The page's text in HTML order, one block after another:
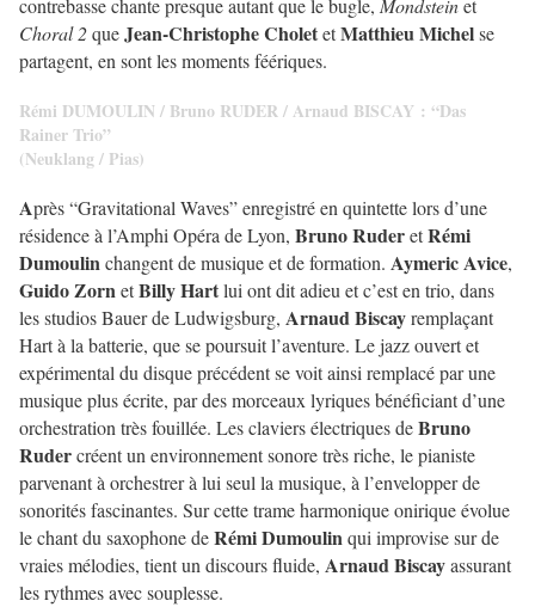
contrebasse chante presque autant que le bugle, Mondsteinet
Choral 2queJean-Christophe CholetetMatthieu Michelse
partagent, en sont les moments féériques.
Rémi DUMOULIN / Bruno RUDER / Arnaud BISCAY : “Das
Rainer Trio”
(Neuklang / Pias)
Après “Gravitational Waves” enregistré en quintette lors d’une
résidence à l’Amphi Opéra de Lyon, Bruno RuderetRémi
Dumoulinchangent de musique et de formation. Aymeric Avice,
Guido ZornetBilly Hartlui ont dit adieu et c’est en trio, dans
les studios Bauer de Ludwigsburg, Arnaud Biscayremplaçant
Hart à la batterie, que se poursuit l’aventure. Le jazz ouvert et
expérimental du disque précédent se voit ainsi remplacé par une
musique plus écrite, par des morceaux lyriques bénéficiant d’une
orchestration très fouillée. Les claviers électriques deBruno
Rudercréent un environnement sonore très riche, le pianiste
parvenant à orchestrer à lui seul la musique, à l’envelopper de
sonorités fascinantes. Sur cette trame harmonique onirique évolue
le chant du saxophone deRémi Dumoulinqui improvise sur de
vraies mélodies, tient un discours fluide, Arnaud Biscayassurant
les rythmes avec souplesse.